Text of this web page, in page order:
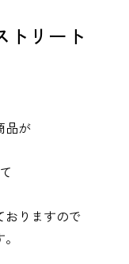
トリート
品が
おりますので